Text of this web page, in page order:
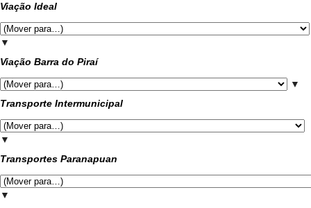
Viação Ideal
▼
Viação Barra do Piraí
▼
Transporte Intermunicipal
▼
Transportes Paranapuan
▼